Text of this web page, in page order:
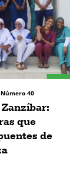
Número 40
que
de